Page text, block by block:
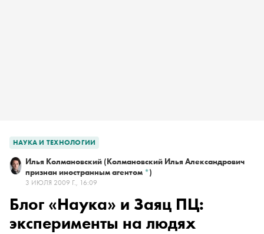
НАУКА И ТЕХНОЛОГИИ
Илья Колмановский (Колмановский Илья Александрович
признан иностранным агентом *)
3 ИЮЛЯ 2009 Г., 16:09
Блог «Наука» и Заяц ПЦ:
эксперименты на людях